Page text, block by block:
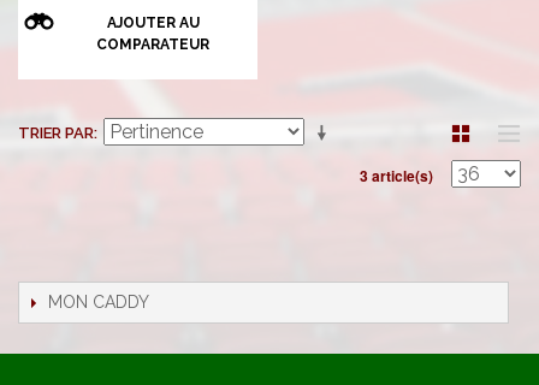
AJOUTER AU
COMPARATEUR
TRIER PAR
3 article(s)
MON CADDY